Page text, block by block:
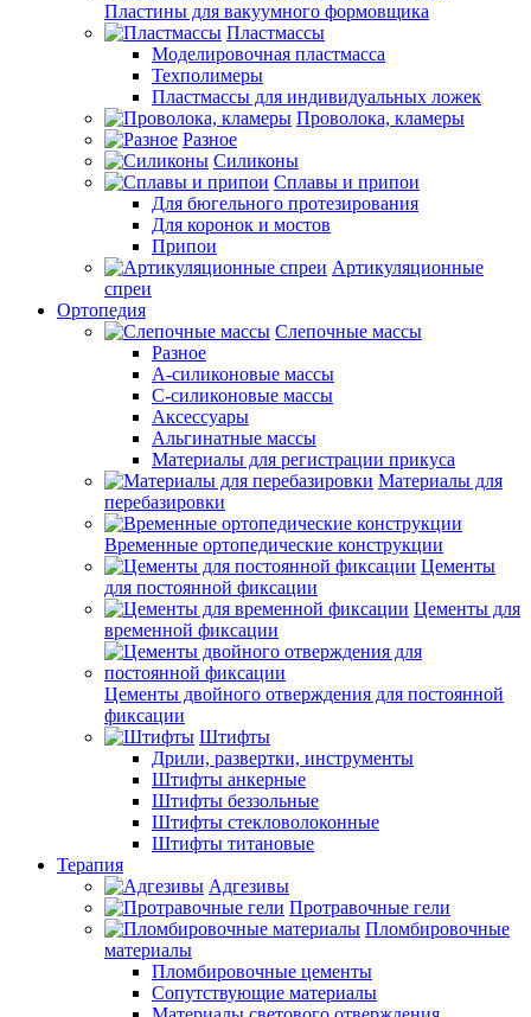
Пластины для вакуумного формовщика
Пластмассы
Моделировочная пластмасса
Техполимеры
Пластмассы для индивидуальных ложек
Проволока, кламеры
Разное
Силиконы
Сплавы и припои
Для бюгельного протезирования
Для коронок и мостов
Припои
Артикуляционные
спреи
Ортопедия
Слепочные массы
Разное
А-силиконовые массы
С-силиконовые массы
Аксессуары
Альгинатные массы
Материалы для регистрации прикуса
Материалы для
перебазировки
Временные ортопедические конструкции
Цементы
для постоянной фиксации
Цементы для
временной фиксации
Цементы двойного отверждения для постоянной
фиксации
Штифты
Дрили, развертки, инструменты
Штифты анкерные
Штифты беззольные
Штифты стекловолоконные
Штифты титановые
Терапия
Адгезивы
Протравочные гели
Пломбировочные
материалы
Пломбировочные цементы
Сопутствующие материалы